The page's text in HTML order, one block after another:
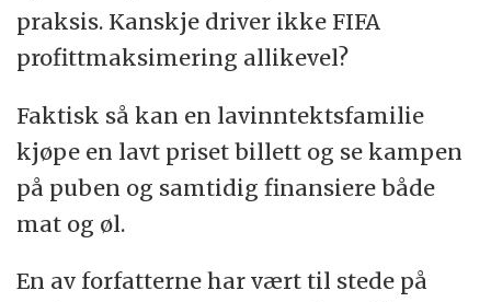
praksis. Kanskje driver ikke FIFA
profittmaksimering allikevel?
Faktisk så kan en lavinntektsfamilie
kjøpe en lavt priset billett og se kampen
på puben og samtidig finansiere både
mat og øl.
En av forfatterne har vært til stede på